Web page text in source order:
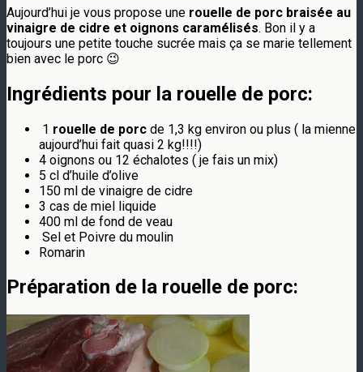
Aujourd’hui je vous propose une rouelle de porc braisée au
vinaigre de cidre et oignons caramélisés. Bon il y a
toujours une petite touche sucrée mais ça se marie tellement
bien avec le porc 😉
Ingrédients pour la rouelle de porc:
1 rouelle de porc de 1,3 kg environ ou plus ( la mienne
aujourd’hui fait quasi 2 kg!!!!)
4 oignons ou 12 échalotes ( je fais un mix)
5 cl d’huile d’olive
150 ml de vinaigre de cidre
3 cas de miel liquide
400 ml de fond de veau
Sel et Poivre du moulin
Romarin
Préparation de la rouelle de porc: